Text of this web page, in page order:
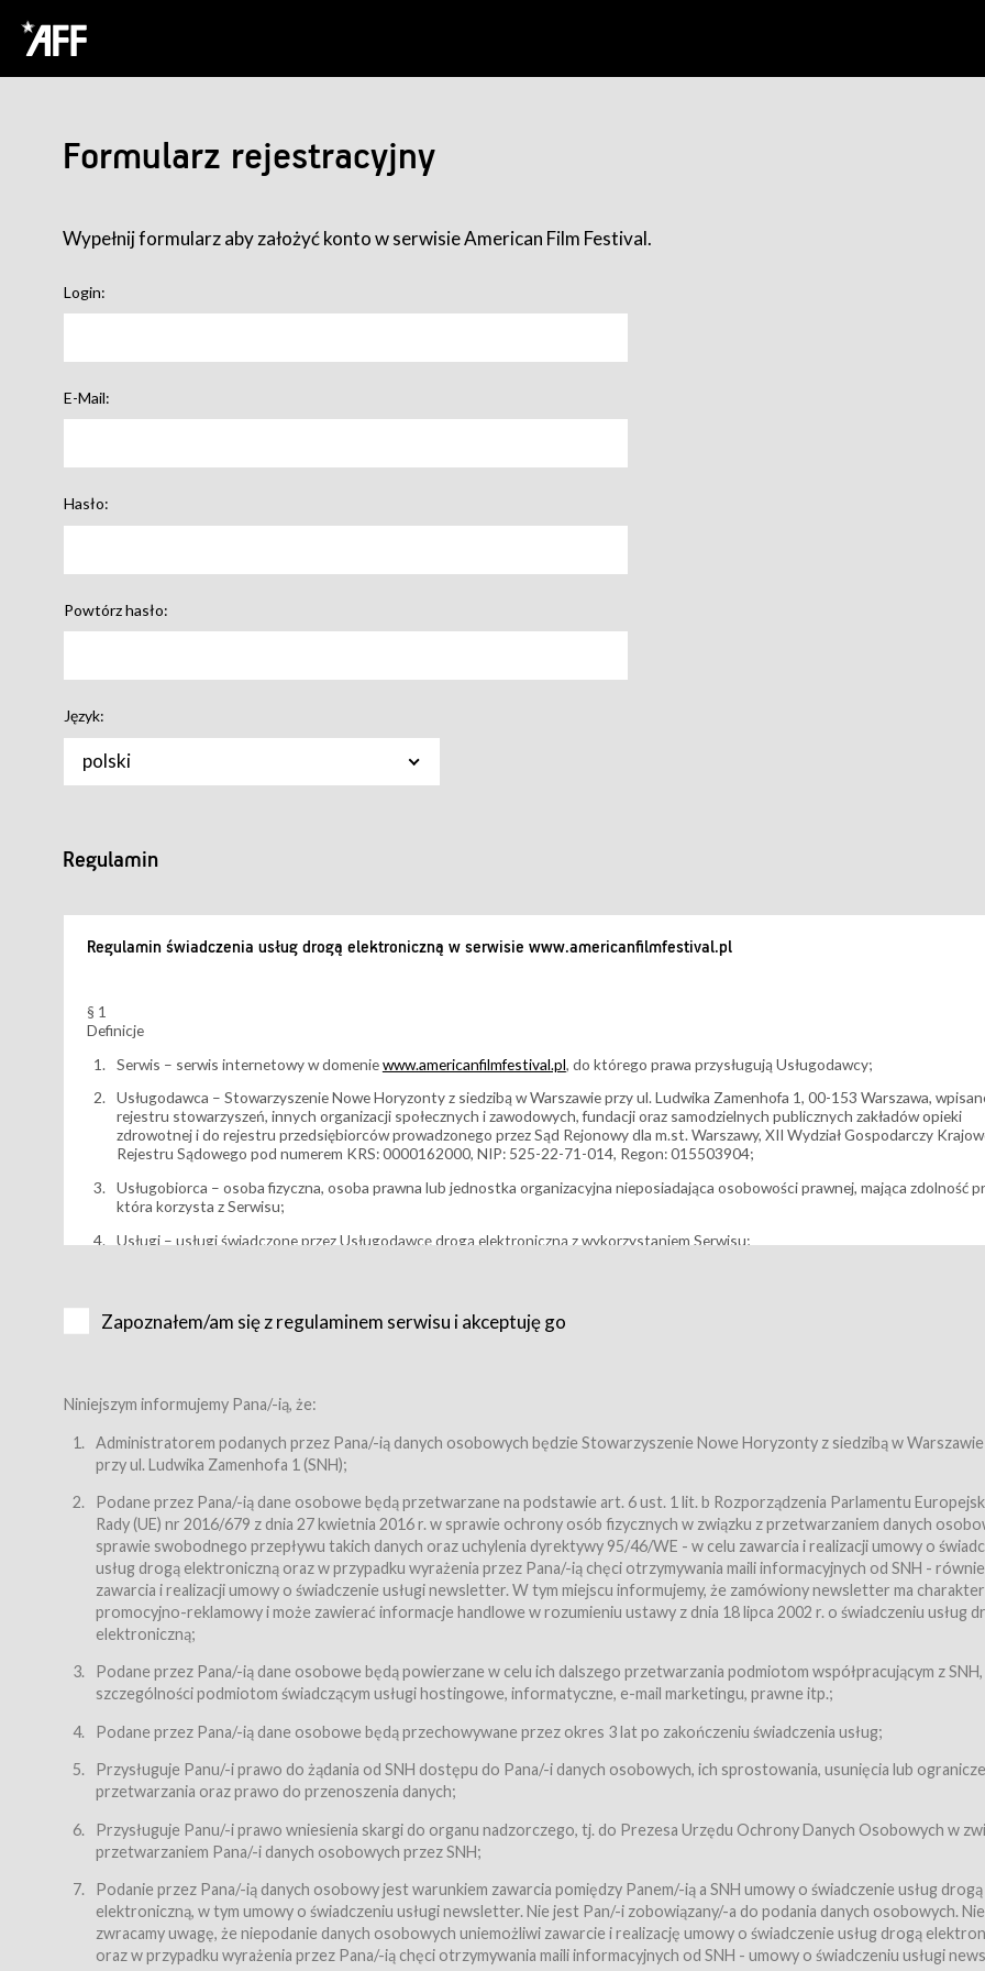
Formularz rejestracyjny
Wypełnij formularz aby założyć konto w serwisie American Film Festival.
Login:
E-Mail:
Hasło:
Powtórz hasło:
Język:
polski
Regulamin
Regulamin świadczenia usług drogą elektroniczną w serwisie www.americanfilmfestival.pl
§ 1
Definicje
Serwis – serwis internetowy w domeniewww.americanfilmfestival.pl, do którego prawa przysługują Usługodawcy;
Usługodawca – Stowarzyszenie Nowe Horyzonty z siedzibą w Warszawie przy ul. Ludwika Zamenhofa 1, 00-153 Warszawa,
rejestru stowarzyszeń, innych organizacji społecznych i zawodowych, fundacji oraz samodzielnych publicznych zakładów opieki
zdrowotnej i do rejestru przedsiębiorców prowadzonego przez Sąd Rejonowy dla m.st. Warszawy, XII Wydział Gospodarczy
Rejestru Sądowego pod numerem KRS: 0000162000, NIP: 525-22-71-014, Regon: 015503904;
Usługobiorca – osoba fizyczna, osoba prawna lub jednostka organizacyjna nieposiadająca osobowości prawnej, mająca zdolność
która korzysta z Serwisu;
Usługi – usługi świadczone przez Usługodawcę drogą elektroniczną z wykorzystaniem Serwisu;
Karnety – wybrane dokumenty potwierdzające zawarcie umowy z Usługodawcą i uprawniające do wzięcia udziału w Wydarzeniu,
Bilety – wybrane dokumenty potwierdzające zawarcie umowy z Usługodawcą i uprawniające do wzięcia udziału w Wydarzeniu,
przewidziane przez Usługodawcę dla danego Wydarzenia, tj. uprawniające do uczestnictwa w wielu albo w pojedynczych seansach
filmowych, wydarzeniach specjalnych i koncertach;
Sklep – sklep internetowy prowadzony przez Usługodawcę w Serwisie;
Regulamin – niniejszy regulamin.
§ 2
Postanowienia ogólne
Regulamin określa zasady:
świadczenia Usługobiorcom Usług przez Usługodawcę, z zastrzeżeniem usług, o których mowa w ust. 2 pkt. 4 i 5 poniżej,
zasady świadczenia precyzują odrębne regulaminy,
przetwarzania przez Usługodawcę danych osobowych Usługobiorców będących osobami fizycznymi.
Usługodawca świadczy w szczególności następujące Usługi:Usługodawca świadczy Usługi drogą elektroniczną w rozumieniu
dnia 18 lipca 2002 r. o świadczeniu usług drogą elektroniczną (Dz.U. z 2002 r., Nr 144, poz. 1204, z późń. zm.). Usługi świadczone są
nieodpłatnie.
usługę przeglądania i odczytywania przez Usługobiorców materiałów zamieszczanych w Serwisie,
usługę newsletter,
usługę zawierania na odległość umów nabycia Karnetów i Biletów,
usługę zawierania na odległość umów sprzedaży w Sklepie.
Usługodawca świadczy Usługi drogą elektroniczną w rozumieniu ustawy z dnia 18 lipca 2002 r. o świadczeniu usług drogą
(Dz.U. z 2002 r., Nr 144, poz. 1204, z późń. zm.). Usługi świadczone są nieodpłatnie.
Zapoznałem/am się z regulaminem serwisu i akceptuję go
Niniejszym informujemy Pana/-ią, że:
Administratorem podanych przez Pana/-ią danych osobowych będzie Stowarzyszenie Nowe Horyzonty z siedzibą w
przy ul. Ludwika Zamenhofa 1 (SNH);
Podane przez Pana/-ią dane osobowe będą przetwarzane na podstawie art. 6 ust. 1 lit. b Rozporządzenia Parlamentu
Rady (UE) nr 2016/679 z dnia 27 kwietnia 2016 r. w sprawie ochrony osób fizycznych w związku z przetwarzaniem danych
sprawie swobodnego przepływu takich danych oraz uchylenia dyrektywy 95/46/WE - w celu zawarcia i realizacji umowy o
usług drogą elektroniczną oraz w przypadku wyrażenia przez Pana/-ią chęci otrzymywania maili informacyjnych od SNH -
zawarcia i realizacji umowy o świadczenie usługi newsletter. W tym miejscu informujemy, że zamówiony newsletter ma charakter
promocyjno-reklamowy i może zawierać informacje handlowe w rozumieniu ustawy z dnia 18 lipca 2002 r. o świadczeniu usług
elektroniczną;
Podane przez Pana/-ią dane osobowe będą powierzane w celu ich dalszego przetwarzania podmiotom współpracującym z
szczególności podmiotom świadczącym usługi hostingowe, informatyczne, e-mail marketingu, prawne itp.;
Podane przez Pana/-ią dane osobowe będą przechowywane przez okres 3 lat po zakończeniu świadczenia usług;
Przysługuje Panu/-i prawo do żądania od SNH dostępu do Pana/-i danych osobowych, ich sprostowania, usunięcia lub
przetwarzania oraz prawo do przenoszenia danych;
Przysługuje Panu/-i prawo wniesienia skargi do organu nadzorczego, tj. do Prezesa Urzędu Ochrony Danych Osobowych w
przetwarzaniem Pana/-i danych osobowych przez SNH;
Podanie przez Pana/-ią danych osobowy jest warunkiem zawarcia pomiędzy Panem/-ią a SNH umowy o świadczenie usług drogą
elektroniczną, w tym umowy o świadczeniu usługi newsletter. Nie jest Pan/-i zobowiązany/-a do podania danych osobowych.
zwracamy uwagę, że niepodanie danych osobowych uniemożliwi zawarcie i realizację umowy o świadczenie usług drogą
oraz w przypadku wyrażenia przez Pana/-ią chęci otrzymywania maili informacyjnych od SNH - umowy o świadczeniu usługi